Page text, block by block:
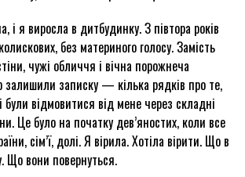
і я виросла в дитбудинку. З півтора років
без материного голосу. Замість
чужі обличчя і вічна порожнеча
залишили записку — кілька рядків про те,
відмовитися від мене через складні
Це було на початку дев’яностих, коли все
сім’ї, долі. Я вірила. Хотіла вірити. Що в
Що вони повернуться.